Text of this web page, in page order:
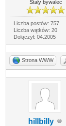
Stały bywalec
Liczba postów: 757
Liczba wątków: 20
Dołączył: 04.2005
Strona WWW
hillbilly